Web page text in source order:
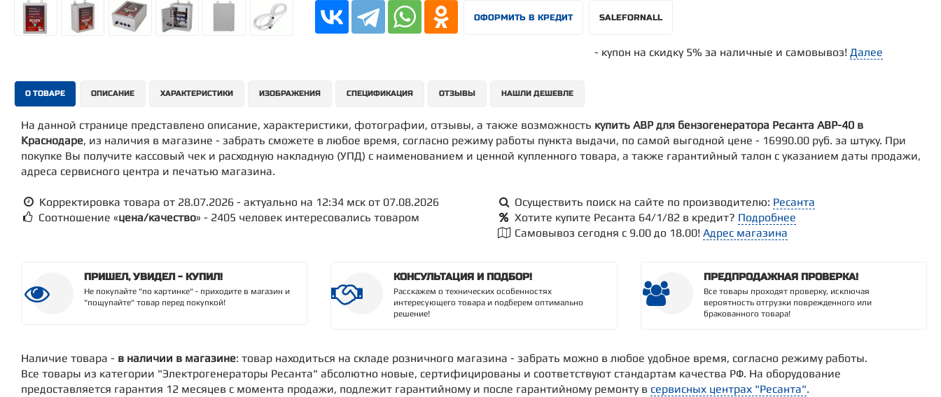
ОФОРМИТЬ В КРЕДИТ SALEFORNALL
- купон на скидку 5% за наличные и самовывоз! Далее
О ТОВАРЕ ОПИСАНИЕ ХАРАКТЕРИСТИКИ ИЗОБРАЖЕНИЯ СПЕЦИФИКАЦИЯ ОТЗЫВЫ НАШЛИ ДЕШЕВЛЕ
На данной странице представлено описание, характеристики, фотографии, отзывы, а также возможность купить АВР для бензогенератора Ресанта АВР-40 в
Краснодаре, из наличия в магазине - забрать сможете в любое время, согласно режиму работы пункта выдачи, по самой выгодной цене - 16990.00 руб. за штуку. При
покупке Вы получите кассовый чек и расходную накладную (УПД) с наименованием и ценной купленного товара, а также гарантийный талон с указанием даты продажи,
адреса сервисного центра и печатью магазина.
Корректировка товара от 28.07.2026 - актуально на 12:34 мск от 07.08.2026
Соотношение «цена/качество» - 2405 человек интересовались товаром
Осуществить поиск на сайте по производителю: Ресанта
Хотите купите Ресанта 64/1/82 в кредит? Подробнее
Самовывоз сегодня с 9.00 до 18.00! Адрес магазина
ПРИШЕЛ, УВИДЕЛ - КУПИЛ!
Не покупайте "по картинке" - приходите в магазин и
"пощупайте" товар перед покупкой!
КОНСУЛЬТАЦИЯ И ПОДБОР!
Расскажем о технических особенностях
интересующего товара и подберем оптимально
решение!
ПРЕДПРОДАЖНАЯ ПРОВЕРКА!
Все товары проходят проверку, исключая
вероятность отгрузки поврежденного или
бракованного товара!
Наличие товара - в наличии в магазине: товар находиться на складе розничного магазина - забрать можно в любое удобное время, согласно режиму работы.
Все товары из категории "Электрогенераторы Ресанта" абсолютно новые, сертифицированы и соответствуют стандартам качества РФ. На оборудование
предоставляется гарантия 12 месяцев с момента продажи, подлежит гарантийному и после гарантийному ремонту в сервисных центрах "Ресанта".